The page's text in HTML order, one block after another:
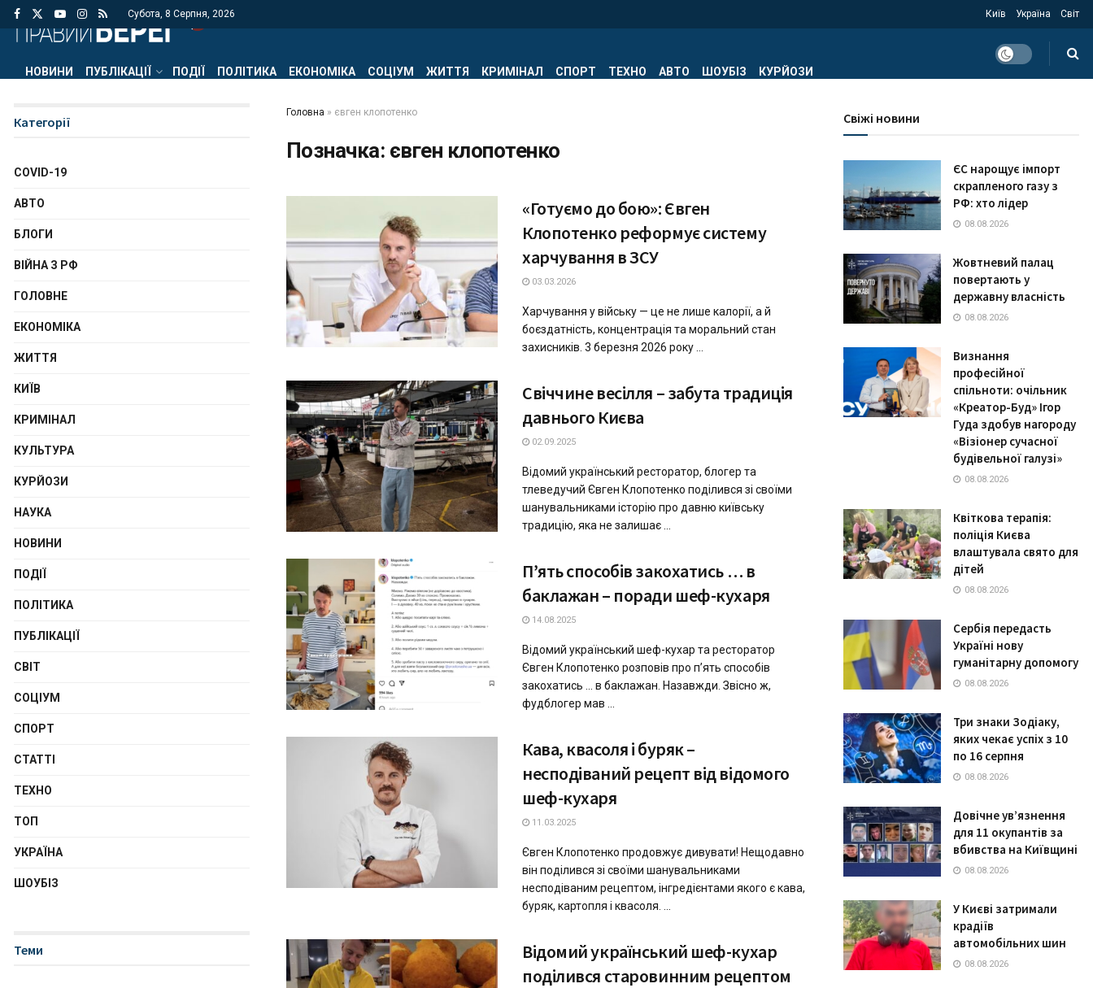
Субота, 8 Серпня, 2026 Київ Україна Світ
НОВИНИ ПУБЛІКАЦІЇ ПОДІЇ ПОЛІТИКА ЕКОНОМІКА СОЦІУМ ЖИТТЯ КРИМІНАЛ СПОРТ ТЕХНО АВТО ШОУБІЗ КУРЙОЗИ
Головна » євген клопотенко
Позначка: євген клопотенко
«Готуємо до бою»: Євген
Клопотенко реформує систему
харчування в ЗСУ
03.03.2026
Харчування у війську — це не лише калорії, а й
боєздатність, концентрація та моральний стан
захисників. 3 березня 2026 року ...
Свіччине весілля – забута традиція
давнього Києва
02.09.2025
Відомий український ресторатор, блогер та
тлеведучий Євген Клопотенко поділився зі своїми
шанувальниками історію про давню київську
традицію, яка не залишає ...
П’ять способів закохатись … в
баклажан – поради шеф-кухаря
14.08.2025
Відомий український шеф-кухар та ресторатор
Євген Клопотенко розповів про п’ять способів
закохатись … в баклажан. Назавжди. Звісно ж,
фудблогер мав ...
Кава, квасоля і буряк –
несподіваний рецепт від відомого
шеф-кухаря
11.03.2025
Євген Клопотенко продовжує дивувати! Нещодавно
він поділився зі своїми шанувальниками
несподіваним рецептом, інгредієнтами якого є кава,
буряк, картопля і квасоля. ...
Відомий український шеф-кухар
поділився старовинним рецептом
Категорії
COVID-19
АВТО
БЛОГИ
ВІЙНА З РФ
ГОЛОВНЕ
ЕКОНОМІКА
ЖИТТЯ
КИЇВ
КРИМІНАЛ
КУЛЬТУРА
КУРЙОЗИ
НАУКА
НОВИНИ
ПОДІЇ
ПОЛІТИКА
ПУБЛІКАЦІЇ
СВІТ
СОЦІУМ
СПОРТ
СТАТТІ
ТЕХНО
ТОП
УКРАЇНА
ШОУБІЗ
Теми
Свіжі новини
ЄС нарощує імпорт
скрапленого газу з
РФ: хто лідер
08.08.2026
Жовтневий палац
повертають у
державну власність
08.08.2026
Визнання
професійної
спільноти: очільник
«Креатор-Буд» Ігор
Гуда здобув нагороду
«Візіонер сучасної
будівельної галузі»
08.08.2026
Квіткова терапія:
поліція Києва
влаштувала свято для
дітей
08.08.2026
Сербія передасть
Україні нову
гуманітарну допомогу
08.08.2026
Три знаки Зодіаку,
яких чекає успіх з 10
по 16 серпня
08.08.2026
Довічне ув’язнення
для 11 окупантів за
вбивства на Київщині
08.08.2026
У Києві затримали
крадіїв
автомобільних шин
08.08.2026